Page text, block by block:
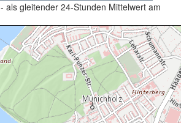
- als gleitender 24-Stunden Mittelwert am